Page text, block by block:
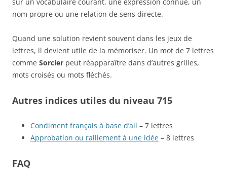
nom propre ou une relation de sens directe.
Quand une solution revient souvent dans les jeux de
lettres, il devient utile de la mémoriser. Un mot de 7 lettres
comme Sorcier peut réapparaître dans d’autres grilles,
mots croisés ou mots fléchés.
Autres indices utiles du niveau 715
Condiment français à base d’ail – 7 lettres
Approbation ou ralliement à une idée – 8 lettres
FAQ